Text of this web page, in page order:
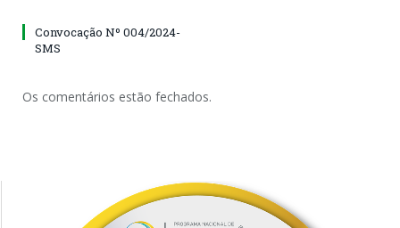
Convocação Nº 004/2024-
SMS
Os comentários estão fechados.